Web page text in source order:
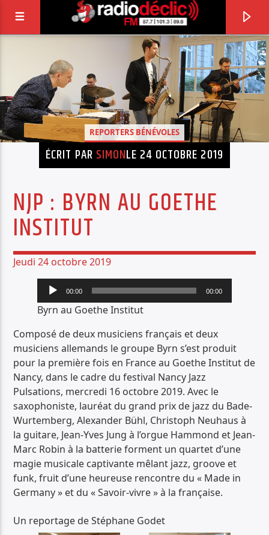
RADIO DÉCLIC
VOTRE RADIO ASSOCIATIVE EN TERRES DE
LORRAINE
PISTE ACTUELLE
26-AUDIOTRACK 26.WAV
26-AUDIOTRACK 26.WAV
Radio Déclic
REPORTERS BÉNÉVOLES
ÉCRIT PAR SIMONLE 24 OCTOBRE 2019
NJP : BYRN AU GOETHE
INSTITUT
Jeudi 24 octobre 2019
Lecteur
audio
00:00 00:00
Byrn au Goethe Institut
Composé de deux musiciens français et deux
musiciens allemands le groupe Byrn s’est produit
pour la première fois en France au Goethe Institut de
Nancy, dans le cadre du festival Nancy Jazz
Pulsations, mercredi 16 octobre 2019. Avec le
saxophoniste, lauréat du grand prix de jazz du Bade-
Wurtemberg, Alexander Bühl, Christoph Neuhaus à
la guitare, Jean-Yves Jung à l’orgue Hammond et Jean-
Marc Robin à la batterie forment un quartet d’une
magie musicale captivante mêlant jazz, groove et
funk, fruit d’une heureuse rencontre du « Made in
Germany » et du « Savoir-vivre » à la française.
Un reportage de Stéphane Godet